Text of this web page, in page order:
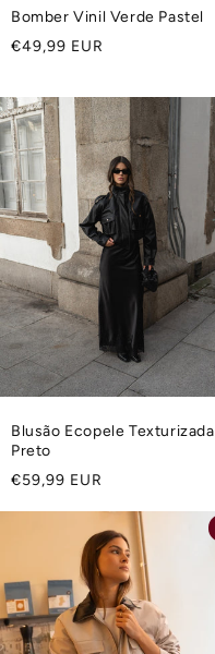
Bomber Vinil Verde Pastel
Preço
€49,99 EUR
Blusão Ecopele Texturizada
Preto
Preço
€59,99 EUR